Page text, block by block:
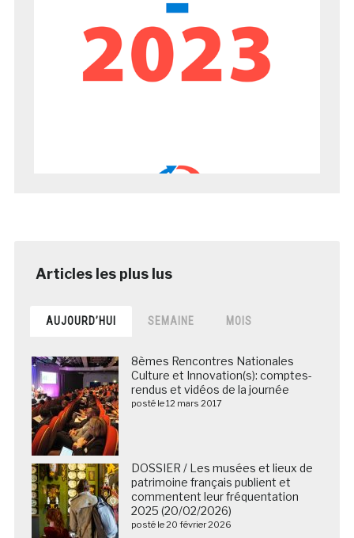
AUJOURD’HUI SEMAINE MOIS
8èmes Rencontres Nationales
Culture et Innovation(s): comptes-
rendus et vidéos de la journée
posté le 12 mars 2017
DOSSIER / Les musées et lieux de
patrimoine français publient et
commentent leur fréquentation
2025 (20/02/2026)
posté le 20 février 2026